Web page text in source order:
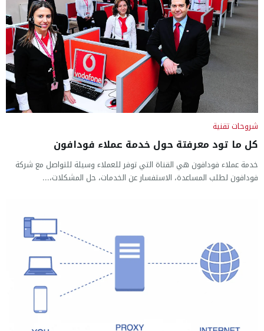
شروحات تقنية
كل ما تود معرفتة حول خدمة عملاء فودافون
خدمة عملاء فودافون هي القناة التي توفر للعملاء وسيلة للتواصل مع شركة
فودافون لطلب المساعدة، الاستفسار عن الخدمات، حل المشكلات،...